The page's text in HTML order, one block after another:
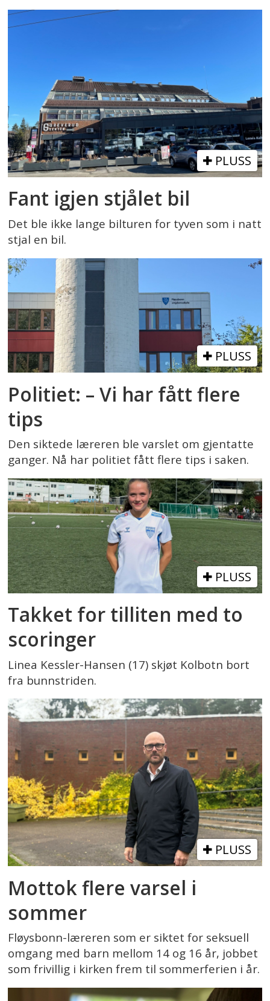
PLUSS
Fant igjen stjålet bil
Det ble ikke lange bilturen for tyven som i natt
stjal en bil.
PLUSS
Politiet: – Vi har fått flere
tips
Den siktede læreren ble varslet om gjentatte
ganger. Nå har politiet fått flere tips i saken.
PLUSS
Takket for tilliten med to
scoringer
Linea Kessler-Hansen (17) skjøt Kolbotn bort
fra bunnstriden.
PLUSS
Mottok flere varsel i
sommer
Fløysbonn-læreren som er siktet for seksuell
omgang med barn mellom 14 og 16 år, jobbet
som frivillig i kirken frem til sommerferien i år.